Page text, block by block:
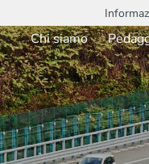
Chi siamo